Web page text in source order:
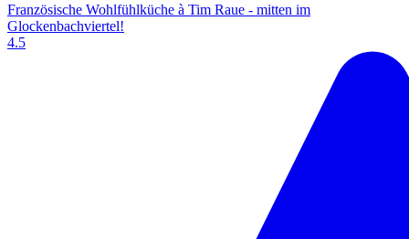
Französische Wohlfühlküche à Tim Raue - mitten im
Glockenbachviertel!
4.5